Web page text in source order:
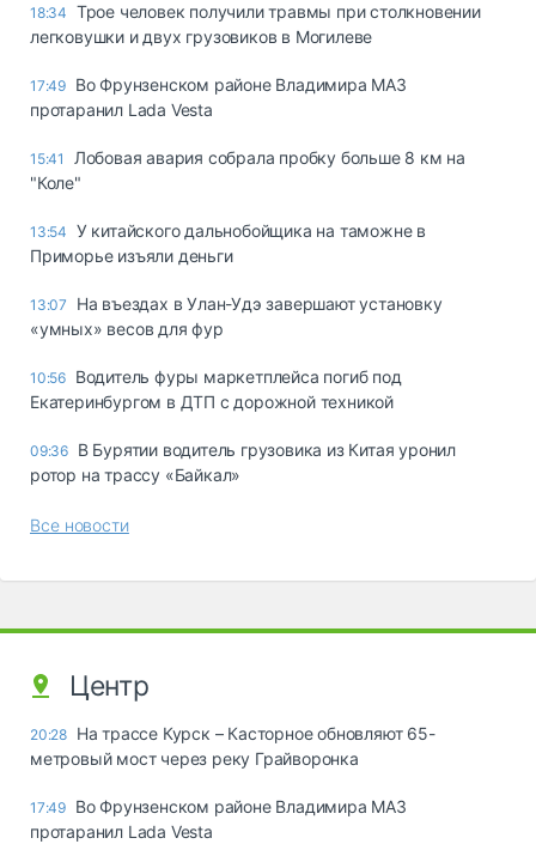
18:34 Трое человек получили травмы при столкновении
легковушки и двух грузовиков в Могилеве
17:49 Во Фрунзенском районе Владимира МАЗ
протаранил Lada Vesta
15:41
Лобовая авария собрала пробку больше 8 км на
"Коле"
13:54 У китайского дальнобойщика на таможне в
Приморье изъяли деньги
13:07
Ha въeздax в Улaн-Удэ зaвepшaют ycтaнoвкy
«yмныx» вecoв для фyp
10:56 Водитель фуры маркетплейса погиб под
Екатеринбургом в ДТП с дорожной техникой
09:36 В Бурятии водитель грузовика из Китая уронил
ротор на трассу «Байкал»
Все новости
Центр
20:28 На трассе Курск – Касторное обновляют 65-
метровый мост через реку Грайворонка
17:49 Во Фрунзенском районе Владимира МАЗ
протаранил Lada Vesta